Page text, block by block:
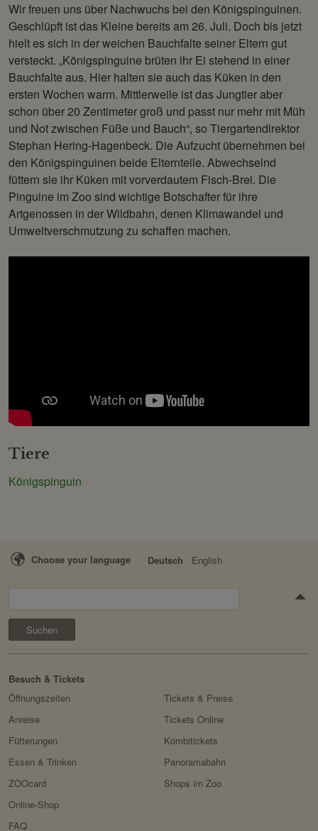
Wir freuen uns über Nachwuchs bei den Königspinguinen.
Geschlüpft ist das Kleine bereits am 26. Juli. Doch bis jetzt
hielt es sich in der weichen Bauchfalte seiner Eltern gut
versteckt. „Königspinguine brüten ihr Ei stehend in einer
Bauchfalte aus. Hier halten sie auch das Küken in den
ersten Wochen warm. Mittlerweile ist das Jungtier aber
schon über 20 Zentimeter groß und passt nur mehr mit Müh
und Not zwischen Füße und Bauch“, so Tiergartendirektor
Stephan Hering-Hagenbeck. Die Aufzucht übernehmen bei
den Königspinguinen beide Elternteile. Abwechselnd
füttern sie ihr Küken mit vorverdautem Fisch-Brei. Die
Pinguine im Zoo sind wichtige Botschafter für ihre
Artgenossen in der Wildbahn, denen Klimawandel und
Umweltverschmutzung zu schaffen machen.
Tiere
Königspinguin
Choose your language Deutsch English
Besuch & Tickets
Öffnungszeiten
Anreise
Fütterungen
Essen & Trinken
ZOOcard
Tickets & Preise
Tickets Online
Kombitickets
Panoramabahn
Shops im Zoo
Online-Shop
FAQ